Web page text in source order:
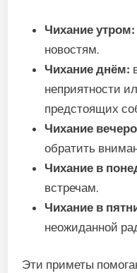
Чихание утром:
новостям.
Чихание днём:
неприятности
предстоящих
Чихание
обратить
Чихание в
встречам.
Чихание в
неожиданной
Эти приметы